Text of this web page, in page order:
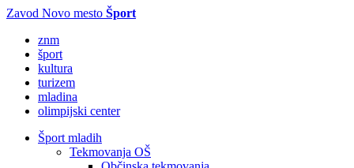
Zavod Novo mesto Šport
znm
šport
kultura
turizem
mladina
olimpijski center
Šport mladih
Tekmovanja OŠ